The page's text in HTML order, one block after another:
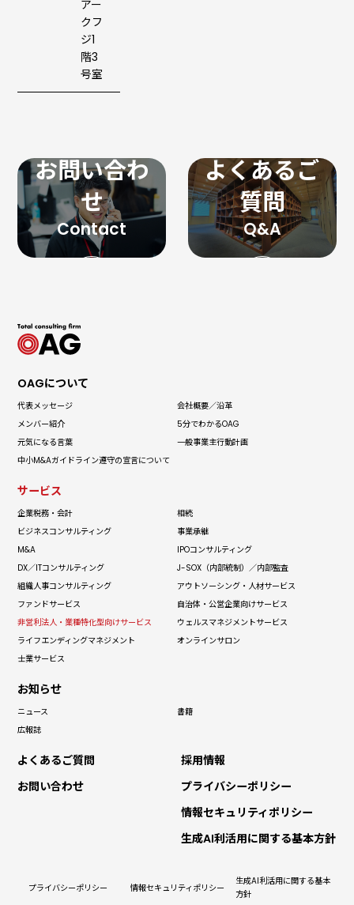
アー
クフ
ジ1
階3
号室
お問い合わ
せ
よくあるご
質問
OAGについて
代表メッセージ
会社概要／沿革
メンバー紹介
5分でわかるOAG
元気になる言葉
一般事業主行動計画
中小M&Aガイドライン遵守の宣言について
サービス
企業税務・会計
相続
ビジネスコンサルティング
事業承継
M&A
IPOコンサルティング
DX／ITコンサルティング J-SOX（内部統制） ／内部監査
組織人事コンサルティング アウトソーシング・人材サービス
ファンドサービス
自治体・ 公営企業向けサービス
非営利法人・業種特化型向けサービス ウェルスマネジメントサービス
ライフエンディングマネジメント
オンラインサロン
士業サービス
お知らせ
ニュース
書籍
広報誌
よくあるご質問
お問い合わせ
採用情報
プライバシーポリシー
情報セキュリティポリシー
生成AI利活用に関する基本方針
プライバシーポリシー 情報セキュリティポリシー
生成AI利活用に関する基本
方針